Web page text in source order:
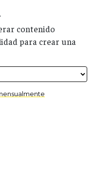
contenido
para crear una